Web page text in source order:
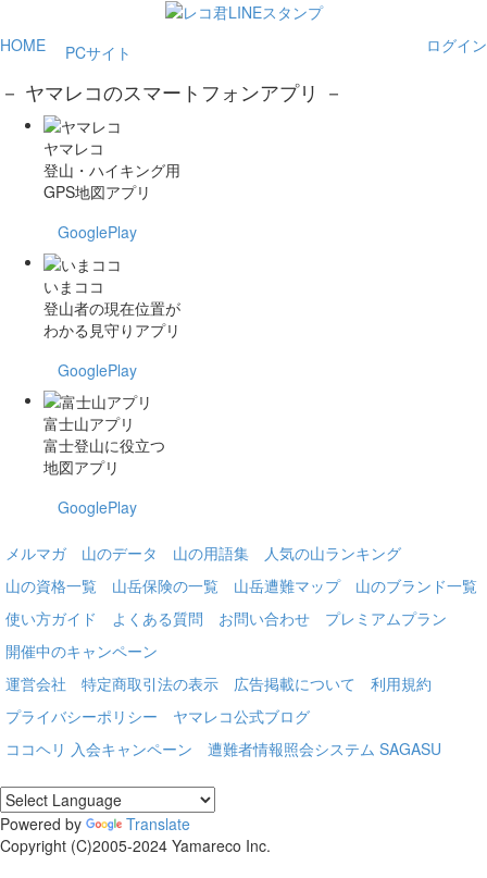
HOME ログイン
PCサイト
－ ヤマレコのスマートフォンアプリ －
ヤマレコ
登山・ハイキング用
GPS地図アプリ
GooglePlay
いまココ
登山者の現在位置が
わかる見守りアプリ
GooglePlay
富士山アプリ
富士登山に役立つ
地図アプリ
GooglePlay
メルマガ 山のデータ 山の用語集
人気の山ランキング
山の資格一覧
山岳保険の一覧 山岳遭難マップ
山のブランド一覧
使い方ガイド
よくある質問 お問い合わせ
プレミアムプラン
開催中のキャンペーン
運営会社
特定商取引法の表示 広告掲載について
利用規約
プライバシーポリシー
ヤマレコ公式ブログ
ココヘリ 入会キャンペーン
遭難者情報照会システム SAGASU
Powered by
Translate
Copyright (C)2005-2024 Yamareco Inc.